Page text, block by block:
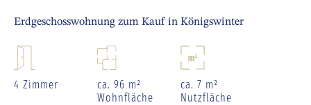
Erdgeschosswohnung zum Kauf in Königswinter
4 Zimmer
ca. 96 m²
Wohnfläche
ca. 7 m²
Nutzfläche